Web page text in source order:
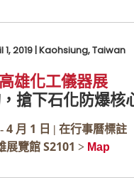
2019 | Kaohsiung, Taiwan
雄化工儀器展
搶下石化防爆核
4 月 1 日 | 在行事曆標註
展覽館 S2101 > Map